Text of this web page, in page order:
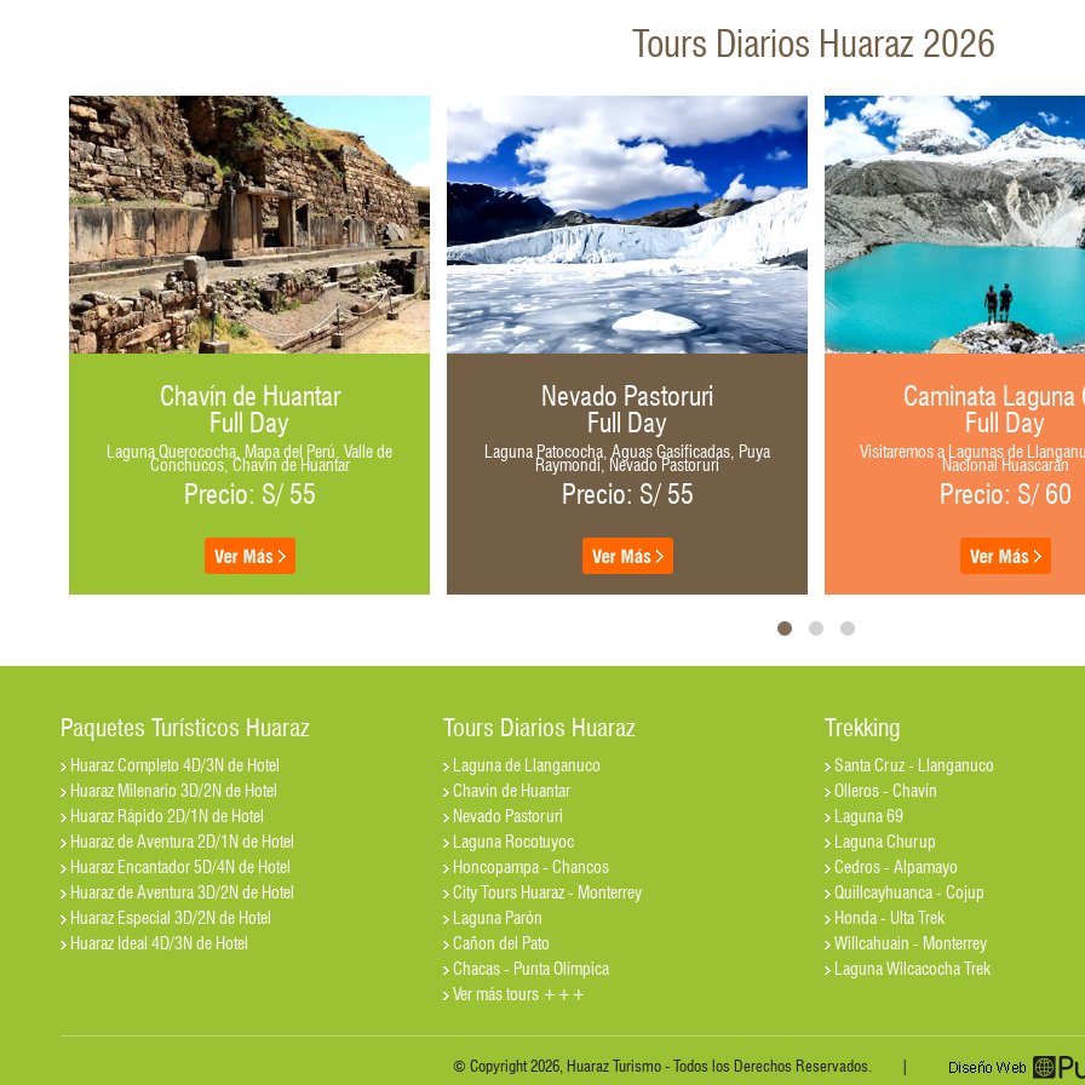
Tours Diarios Huaraz 2026
Chavín de Huantar
Full Day
Laguna Querococha, Mapa del Perú, Valle de
Conchucos, Chavín de Huantar
Precio: S/ 55
Nevado Pastoruri
Full Day
Laguna Patococha, Aguas Gasificadas, Puya
Raymondi, Nevado Pastoruri
Precio: S/ 55
Caminata Laguna
Full Day
Visitaremos a Lagunas de
Nacional Huascarán
Precio: S/ 60
Paquetes Turísticos Huaraz
Huaraz Completo 4D/3N de Hotel
Huaraz Milenario 3D/2N de Hotel
Huaraz Rápido 2D/1N de Hotel
Huaraz de Aventura 2D/1N de Hotel
Huaraz Encantador 5D/4N de Hotel
Huaraz de Aventura 3D/2N de Hotel
Huaraz Especial 3D/2N de Hotel
Huaraz Ideal 4D/3N de Hotel
Tours Diarios Huaraz
Laguna de Llanganuco
Chavin de Huantar
Nevado Pastoruri
Laguna Rocotuyoc
Honcopampa - Chancos
City Tours Huaraz - Monterrey
Laguna Parón
Cañon del Pato
Chacas - Punta Olímpica
Ver más tours +++
Trekking
Santa Cruz - Llanganuco
Olleros - Chavín
Laguna 69
Laguna Churup
Cedros - Alpamayo
Quillcayhuanca - Cojup
Honda - Ulta Trek
Willcahuain - Monterrey
Laguna Wilcacocha Trek
© Copyright 2026, Huaraz Turismo - Todos los Derechos Reservados. |